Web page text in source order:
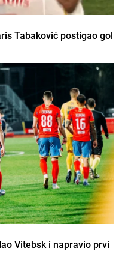
Tabaković postigao gol
Vitebsk i napravio prvi